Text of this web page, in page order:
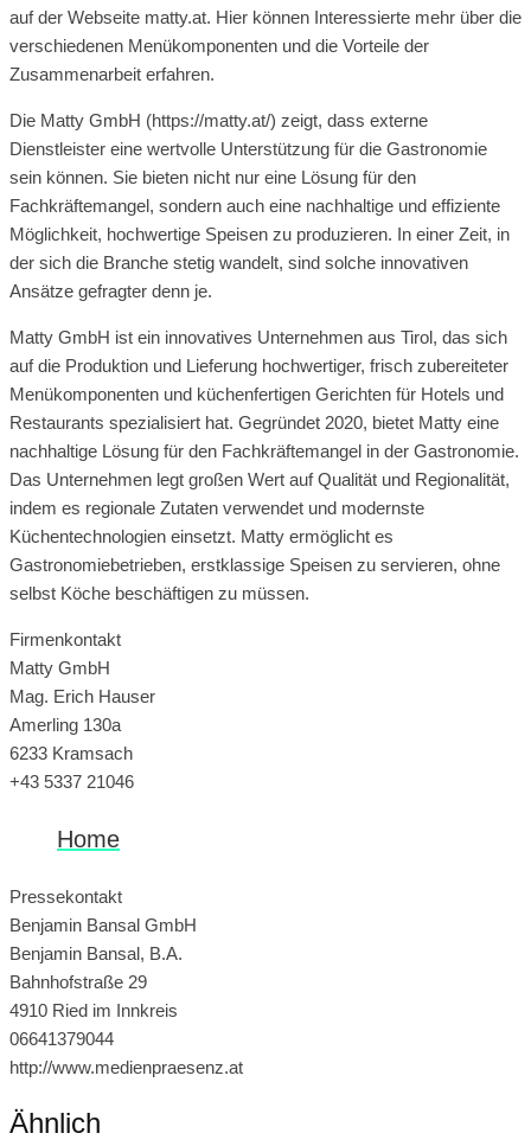
auf der Webseite matty.at. Hier können Interessierte mehr über die
verschiedenen Menükomponenten und die Vorteile der
Zusammenarbeit erfahren.
Die Matty GmbH (https://matty.at/) zeigt, dass externe
Dienstleister eine wertvolle Unterstützung für die Gastronomie
sein können. Sie bieten nicht nur eine Lösung für den
Fachkräftemangel, sondern auch eine nachhaltige und effiziente
Möglichkeit, hochwertige Speisen zu produzieren. In einer Zeit, in
der sich die Branche stetig wandelt, sind solche innovativen
Ansätze gefragter denn je.
Matty GmbH ist ein innovatives Unternehmen aus Tirol, das sich
auf die Produktion und Lieferung hochwertiger, frisch zubereiteter
Menükomponenten und küchenfertigen Gerichten für Hotels und
Restaurants spezialisiert hat. Gegründet 2020, bietet Matty eine
nachhaltige Lösung für den Fachkräftemangel in der Gastronomie.
Das Unternehmen legt großen Wert auf Qualität und Regionalität,
indem es regionale Zutaten verwendet und modernste
Küchentechnologien einsetzt. Matty ermöglicht es
Gastronomiebetrieben, erstklassige Speisen zu servieren, ohne
selbst Köche beschäftigen zu müssen.
Firmenkontakt
Matty GmbH
Mag. Erich Hauser
Amerling 130a
6233 Kramsach
+43 5337 21046
Home
Pressekontakt
Benjamin Bansal GmbH
Benjamin Bansal, B.A.
Bahnhofstraße 29
4910 Ried im Innkreis
06641379044
http://www.medienpraesenz.at
Ähnlich